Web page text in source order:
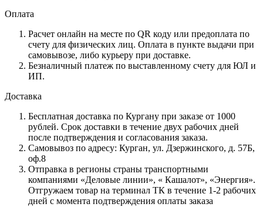
Оплата
Расчет онлайн на месте по QR коду или предоплата по
счету для физических лиц. Оплата в пункте выдачи при
самовывозе, либо курьеру при доставке.
Безналичный платеж по выставленному счету для ЮЛ и
ИП.
Доставка
Бесплатная доставка по Кургану при заказе от 1000
рублей. Срок доставки в течение двух рабочих дней
после подтверждения и согласования заказа.
Самовывоз по адресу: Курган, ул. Дзержинского, д. 57Б,
оф.8
Отправка в регионы страны транспортными
компаниями «Деловые линии», « Кашалот», «Энергия».
Отгружаем товар на терминал ТК в течение 1-2 рабочих
дней с момента подтверждения оплаты заказа